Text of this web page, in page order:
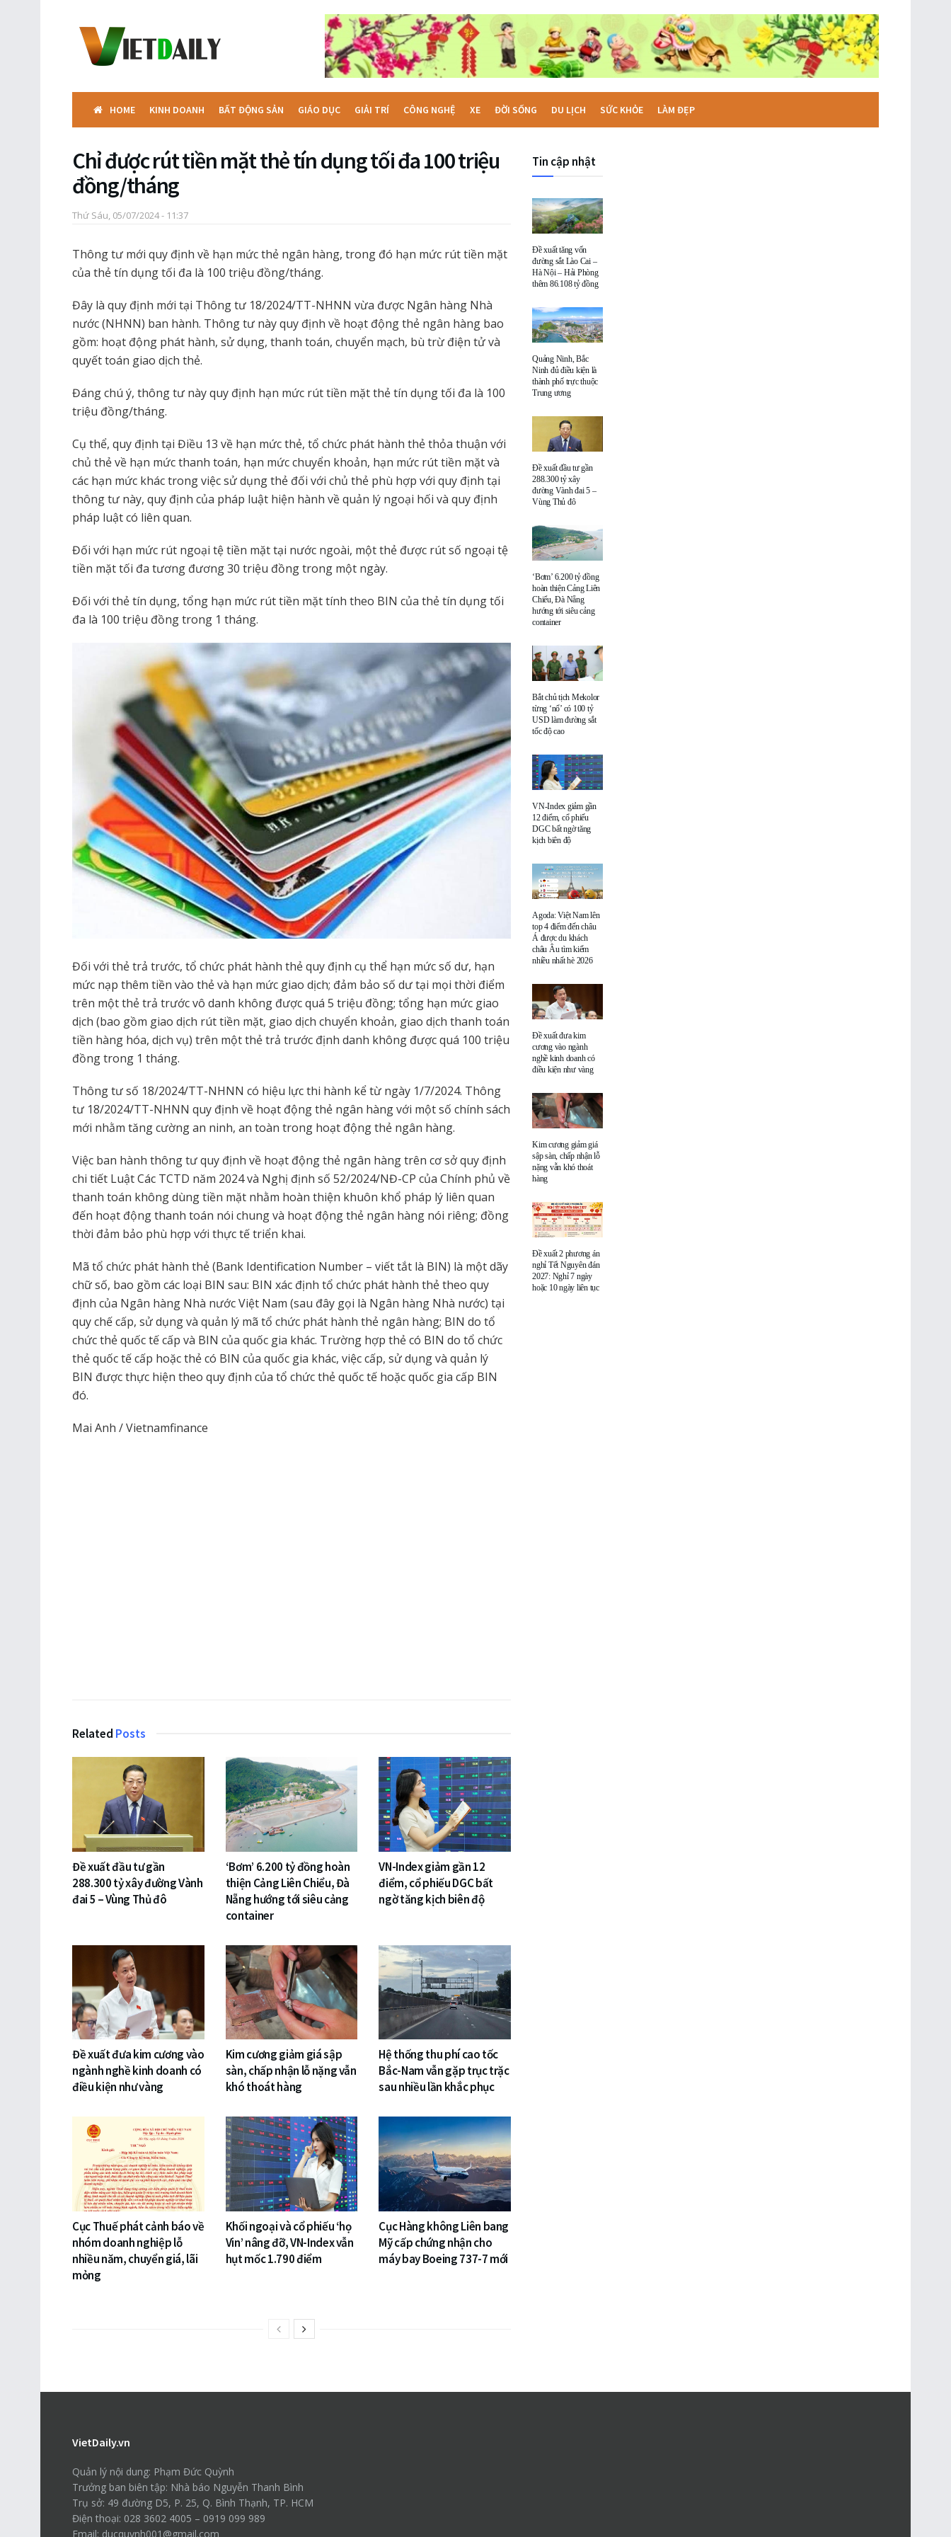
HOME KINH DOANH BẤT ĐỘNG SẢN GIÁO DỤC GIẢI TRÍ CÔNG NGHỆ XE ĐỜI SỐNG DU LỊCH SỨC KHỎE LÀM ĐẸP
Chỉ được rút tiền mặt thẻ tín dụng tối đa 100 triệu
đồng/tháng
Thứ Sáu, 05/07/2024 - 11:37
Thông tư mới quy định về hạn mức thẻ ngân hàng, trong đó hạn mức rút tiền mặt
của thẻ tín dụng tối đa là 100 triệu đồng/tháng.
Đây là quy định mới tại Thông tư 18/2024/TT-NHNN vừa được Ngân hàng Nhà
nước (NHNN) ban hành. Thông tư này quy định về hoạt động thẻ ngân hàng bao
gồm: hoạt động phát hành, sử dụng, thanh toán, chuyển mạch, bù trừ điện tử và
quyết toán giao dịch thẻ.
Đáng chú ý, thông tư này quy định hạn mức rút tiền mặt thẻ tín dụng tối đa là 100
triệu đồng/tháng.
Cụ thể, quy định tại Điều 13 về hạn mức thẻ, tổ chức phát hành thẻ thỏa thuận với
chủ thẻ về hạn mức thanh toán, hạn mức chuyển khoản, hạn mức rút tiền mặt và
các hạn mức khác trong việc sử dụng thẻ đối với chủ thẻ phù hợp với quy định tại
thông tư này, quy định của pháp luật hiện hành về quản lý ngoại hối và quy định
pháp luật có liên quan.
Đối với hạn mức rút ngoại tệ tiền mặt tại nước ngoài, một thẻ được rút số ngoại tệ
tiền mặt tối đa tương đương 30 triệu đồng trong một ngày.
Đối với thẻ tín dụng, tổng hạn mức rút tiền mặt tính theo BIN của thẻ tín dụng tối
đa là 100 triệu đồng trong 1 tháng.
Đối với thẻ trả trước, tổ chức phát hành thẻ quy định cụ thể hạn mức số dư, hạn
mức nạp thêm tiền vào thẻ và hạn mức giao dịch; đảm bảo số dư tại mọi thời điểm
trên một thẻ trả trước vô danh không được quá 5 triệu đồng; tổng hạn mức giao
dịch (bao gồm giao dịch rút tiền mặt, giao dịch chuyển khoản, giao dịch thanh toán
tiền hàng hóa, dịch vụ) trên một thẻ trả trước định danh không được quá 100 triệu
đồng trong 1 tháng.
Thông tư số 18/2024/TT-NHNN có hiệu lực thi hành kể từ ngày 1/7/2024. Thông
tư 18/2024/TT-NHNN quy định về hoạt động thẻ ngân hàng với một số chính sách
mới nhằm tăng cường an ninh, an toàn trong hoạt động thẻ ngân hàng.
Việc ban hành thông tư quy định về hoạt động thẻ ngân hàng trên cơ sở quy định
chi tiết Luật Các TCTD năm 2024 và Nghị định số 52/2024/NĐ-CP của Chính phủ về
thanh toán không dùng tiền mặt nhằm hoàn thiện khuôn khổ pháp lý liên quan
đến hoạt động thanh toán nói chung và hoạt động thẻ ngân hàng nói riêng; đồng
thời đảm bảo phù hợp với thực tế triển khai.
Mã tổ chức phát hành thẻ (Bank Identification Number – viết tắt là BIN) là một dãy
chữ số, bao gồm các loại BIN sau: BIN xác định tổ chức phát hành thẻ theo quy
định của Ngân hàng Nhà nước Việt Nam (sau đây gọi là Ngân hàng Nhà nước) tại
quy chế cấp, sử dụng và quản lý mã tổ chức phát hành thẻ ngân hàng; BIN do tổ
chức thẻ quốc tế cấp và BIN của quốc gia khác. Trường hợp thẻ có BIN do tổ chức
thẻ quốc tế cấp hoặc thẻ có BIN của quốc gia khác, việc cấp, sử dụng và quản lý
BIN được thực hiện theo quy định của tổ chức thẻ quốc tế hoặc quốc gia cấp BIN
đó.
Mai Anh / Vietnamfinance
Related Posts
Đề xuất đầu tư gần
288.300 tỷ xây đường Vành
đai 5 – Vùng Thủ đô
‘Bơm’ 6.200 tỷ đồng hoàn
thiện Cảng Liên Chiểu, Đà
Nẵng hướng tới siêu cảng
container
VN-Index giảm gần 12
điểm, cổ phiếu DGC bất
ngờ tăng kịch biên độ
Đề xuất đưa kim cương vào
ngành nghề kinh doanh có
điều kiện như vàng
Kim cương giảm giá sập
sàn, chấp nhận lỗ nặng vẫn
khó thoát hàng
Hệ thống thu phí cao tốc
Bắc-Nam vẫn gặp trục trặc
sau nhiều lần khắc phục
Cục Thuế phát cảnh báo về
nhóm doanh nghiệp lỗ
nhiều năm, chuyển giá, lãi
mỏng
Khối ngoại và cổ phiếu ‘họ
Vin’ nâng đỡ, VN-Index vẫn
hụt mốc 1.790 điểm
Cục Hàng không Liên bang
Mỹ cấp chứng nhận cho
máy bay Boeing 737-7 mới
Tin cập nhật
Đề xuất tăng vốn
đường sắt Lào Cai –
Hà Nội – Hải Phòng
thêm 86.108 tỷ đồng
Quảng Ninh, Bắc
Ninh đủ điều kiện là
thành phố trực thuộc
Trung ương
Đề xuất đầu tư gần
288.300 tỷ xây
đường Vành đai 5 –
Vùng Thủ đô
‘Bơm’ 6.200 tỷ đồng
hoàn thiện Cảng Liên
Chiểu, Đà Nẵng
hướng tới siêu cảng
container
Bắt chủ tịch Mekolor
từng ‘nổ’ có 100 tỷ
USD làm đường sắt
tốc độ cao
VN-Index giảm gần
12 điểm, cổ phiếu
DGC bất ngờ tăng
kịch biên độ
Agoda: Việt Nam lên
top 4 điểm đến châu
Á được du khách
châu Âu tìm kiếm
nhiều nhất hè 2026
Đề xuất đưa kim
cương vào ngành
nghề kinh doanh có
điều kiện như vàng
Kim cương giảm giá
sập sàn, chấp nhận lỗ
nặng vẫn khó thoát
hàng
Đề xuất 2 phương án
nghỉ Tết Nguyên đán
2027: Nghỉ 7 ngày
hoặc 10 ngày liên tục
VietDaily.vn
Quản lý nội dung: Phạm Đức Quỳnh
Trưởng ban biên tập: Nhà báo Nguyễn Thanh Bình
Trụ sở: 49 đường D5, P. 25, Q. Bình Thạnh, TP. HCM
Điện thoại: 028 3602 4005 – 0919 099 989
Email: ducquynh001@gmail.com